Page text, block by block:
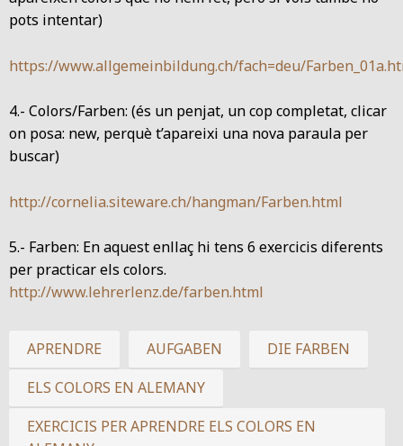
pots intentar)
https://www.allgemeinbildung.ch/fach=deu/
4.- Colors/Farben: (és un penjat, un cop completat, clicar
on posa: new, perquè t’apareixi una nova paraula per
buscar)
http://cornelia.siteware.ch/hangman/Farben.html
5.- Farben: En aquest enllaç hi tens 6 exercicis diferents
per practicar els colors.
http://www.lehrerlenz.de/farben.html
APRENDRE AUFGABEN
DIE FARBEN
ELS COLORS EN ALEMANY
EXERCICIS PER APRENDRE ELS COLORS EN